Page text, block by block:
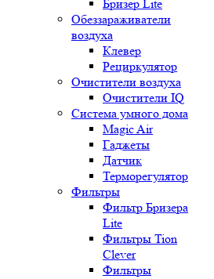
Бризер Lite
Обеззараживатели
воздуха
Клевер
Рециркулятор
Очистители воздуха
Очистители IQ
Система умного дома
Magic Air
Гаджеты
Датчик
Терморегулятор
Фильтры
Фильтр Бризера
Lite
Фильтры Tion
Clever
Фильтры